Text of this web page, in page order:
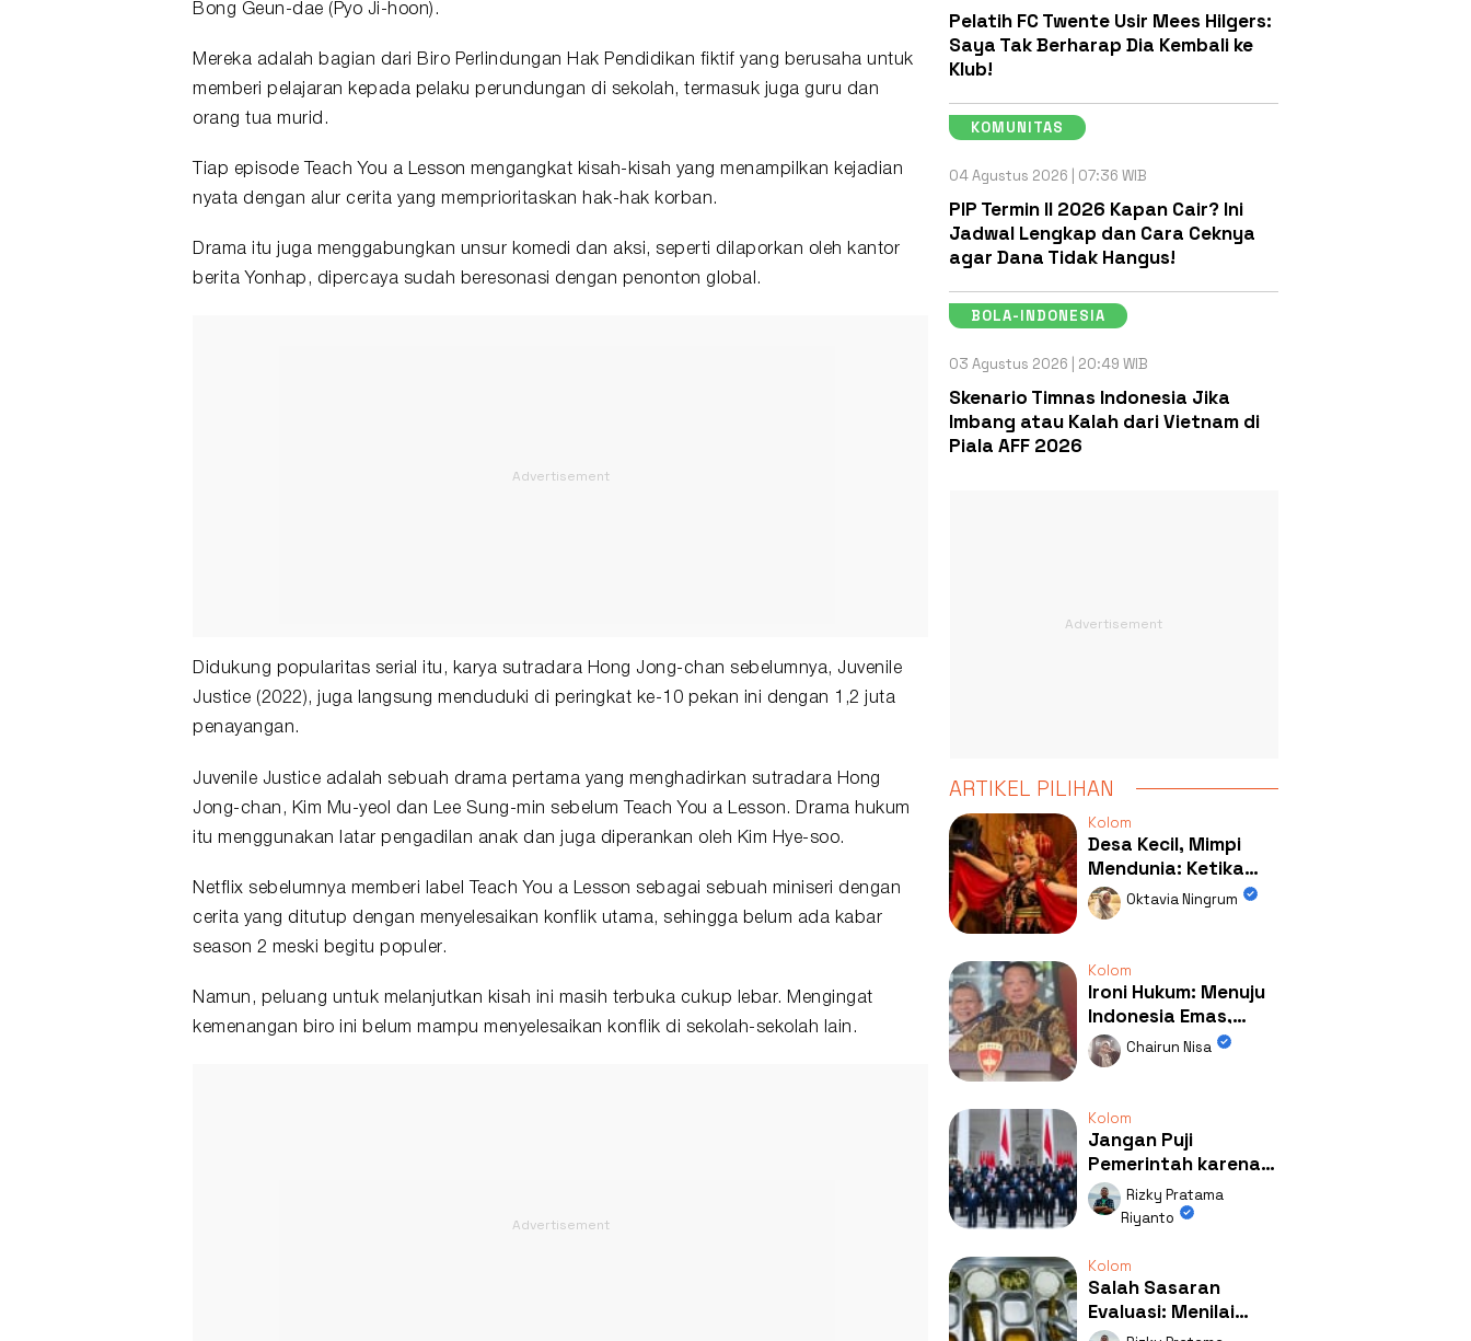
Bong Geun-dae (Pyo Ji-hoon).
Mereka adalah bagian dari Biro Perlindungan Hak Pendidikan fiktif yang berusaha untuk
memberi pelajaran kepada pelaku perundungan di sekolah, termasuk juga guru dan
orang tua murid.
Tiap episode Teach You a Lesson mengangkat kisah-kisah yang menampilkan kejadian
nyata dengan alur cerita yang memprioritaskan hak-hak korban.
Drama itu juga menggabungkan unsur komedi dan aksi, seperti dilaporkan oleh kantor
berita Yonhap, dipercaya sudah beresonasi dengan penonton global.
Didukung popularitas serial itu, karya sutradara Hong Jong-chan sebelumnya, Juvenile
Justice (2022), juga langsung menduduki di peringkat ke-10 pekan ini dengan 1,2 juta
penayangan.
Juvenile Justice adalah sebuah drama pertama yang menghadirkan sutradara Hong
Jong-chan, Kim Mu-yeol dan Lee Sung-min sebelum Teach You a Lesson. Drama hukum
itu menggunakan latar pengadilan anak dan juga diperankan oleh Kim Hye-soo.
Netflix sebelumnya memberi label Teach You a Lesson sebagai sebuah miniseri dengan
cerita yang ditutup dengan menyelesaikan konflik utama, sehingga belum ada kabar
season 2 meski begitu populer.
Namun, peluang untuk melanjutkan kisah ini masih terbuka cukup lebar. Mengingat
kemenangan biro ini belum mampu menyelesaikan konflik di sekolah-sekolah lain.
Pelatih FC Twente Usir Mees Hilgers:
Saya Tak Berharap Dia Kembali ke
Klub!
KOMUNITAS
04 Agustus 2026 | 07:36 WIB
PIP Termin II 2026 Kapan Cair? Ini
Jadwal Lengkap dan Cara Ceknya
agar Dana Tidak Hangus!
BOLA-INDONESIA
03 Agustus 2026 | 20:49 WIB
Skenario Timnas Indonesia Jika
Imbang atau Kalah dari Vietnam di
Piala AFF 2026
ARTIKEL PILIHAN
Kolom
Desa Kecil, Mimpi
Mendunia: Ketika
Kolaborasi
Mengubah Wajah
Oktavia Ningrum
Kolom
Ironi Hukum: Menuju
Indonesia Emas,
Ternyata Emasnya
Ada di Rumah Febrie!
Chairun Nisa
Kolom
Jangan Puji
Pemerintah karena
Kerja: Mengapa
Publik Begitu Mudah
Rizky Pratama
Riyanto
Kolom
Salah Sasaran
Evaluasi: Menilai
Program MBG Lewat